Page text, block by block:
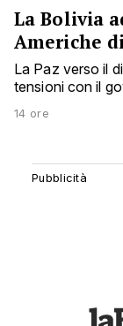
La Bolivia
Americhe
La Paz verso il
tensioni con il
14 ore